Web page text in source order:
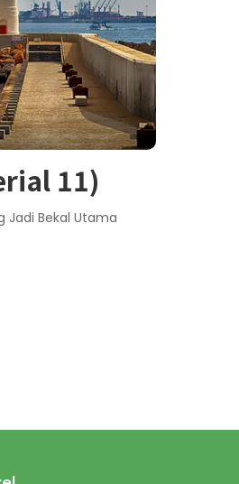
11)
Jadi Bekal Utama